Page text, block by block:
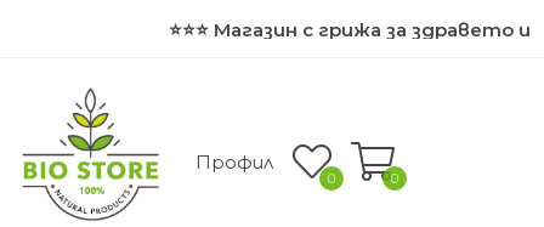
⭐⭐⭐ Магазин с грижа за здравето и
Профил
0 0